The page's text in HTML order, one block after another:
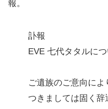
報。
訃報
EVE 七代タタルに
ご遺族のご意向に
つきましては固く辞